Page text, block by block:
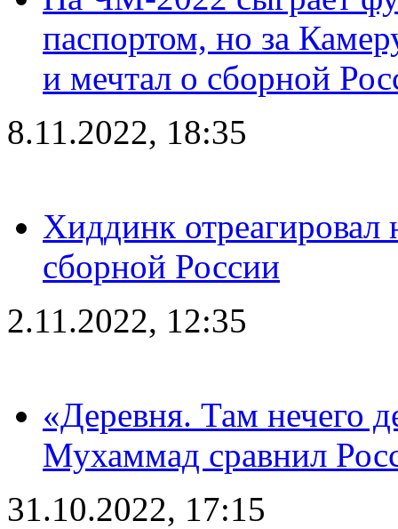
паспортом, но за
и мечтал о сборной
8.11.2022, 18:35
Хиддинк отреагировал
сборной России
2.11.2022, 12:35
«Деревня. Там нечего
Мухаммад сравнил
31.10.2022, 17:15